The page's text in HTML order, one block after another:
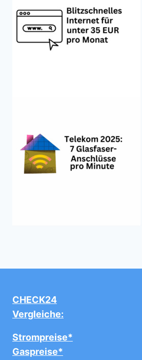
CHECK24
Vergleiche:
Strompreise*
Gaspreise*